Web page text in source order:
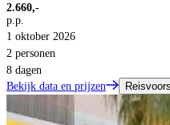
2.660,-
p.p.
1 oktober 2026
2 personen
8 dagen
Bekijk data en prijzen